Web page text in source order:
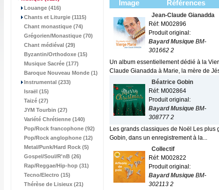
Louange (416)
Chants et Liturgie (1115)
Chant monastique (74)
Grégorien/Monastique (70)
Chant médiéval (29)
Byzantin/Orthodoxe (15)
Musique Sacrée (177)
Baroque Nouveau Monde (1)
Instrumental (233)
Israël (15)
Taizé (27)
JYM Tourbin (27)
Variété Chrétienne (140)
Pop/Rock francophone (92)
Pop/Rock anglophone (12)
Metal/Punk/Hard Rock (5)
Gospel/Soul/R'nB (26)
Rap/Reggae/Hip-hop (31)
Tecno/Electro (15)
Thérèse de Lisieux (21)
Image Références
Jean-Claude Gianadda
Réf: M002896
Produit original:
Bayard Musique BM-
301662 2
Un album essentiellement dédié à la
Claude Gianadda à Marie, la mère de
Béatrice Gobin
Réf: M002864
Produit original:
Bayard Musique BM-
308777 2
Les grands classiques de Noël Les
Gobin, dans un enregistrement à la...
Collectif
Réf: M002822
Produit original:
Bayard Musique BM-
302113 2